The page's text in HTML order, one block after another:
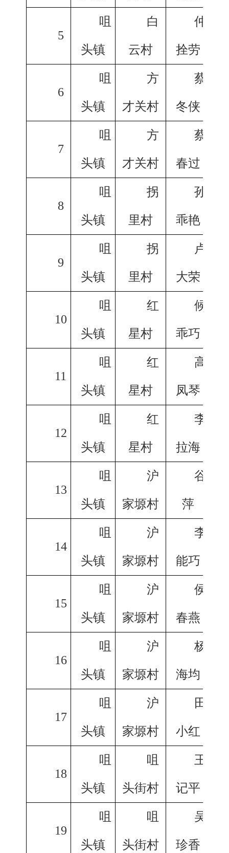
5
咀
头镇
白
云村
仲
拴劳
6
咀
头镇
方
才关村
蔡
冬侠
7
咀
头镇
方
才关村
蔡
春过
8
咀
头镇
拐
里村
孙
乖艳
9
咀
头镇
拐
里村
卢
大荣
10
咀
头镇
红
星村
候
乖巧
11
咀
头镇
红
星村
高
凤琴
12
咀
头镇
红
星村
李
拉海
13
咀
头镇
沪
家塬村
谷
萍
14
咀
头镇
沪
家塬村
李
能巧
15
咀
头镇
沪
家塬村
侯
春燕
16
咀
头镇
沪
家塬村
杨
海均
17
咀
头镇
沪
家塬村
田
小红
18
咀
头镇
咀
头街村
王
记平
19
咀
头镇
咀
头街村
吴
珍香